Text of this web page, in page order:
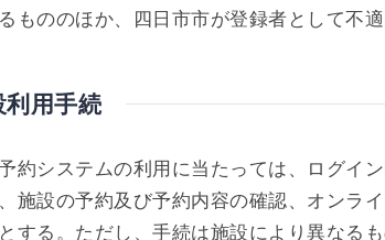
もののほか、四日市市が登録者として不適
用手続
約システムの利用に当たっては、ログイ
施設の予約及び予約内容の確認、オンラ
する。ただし、手続は施設により異なるも